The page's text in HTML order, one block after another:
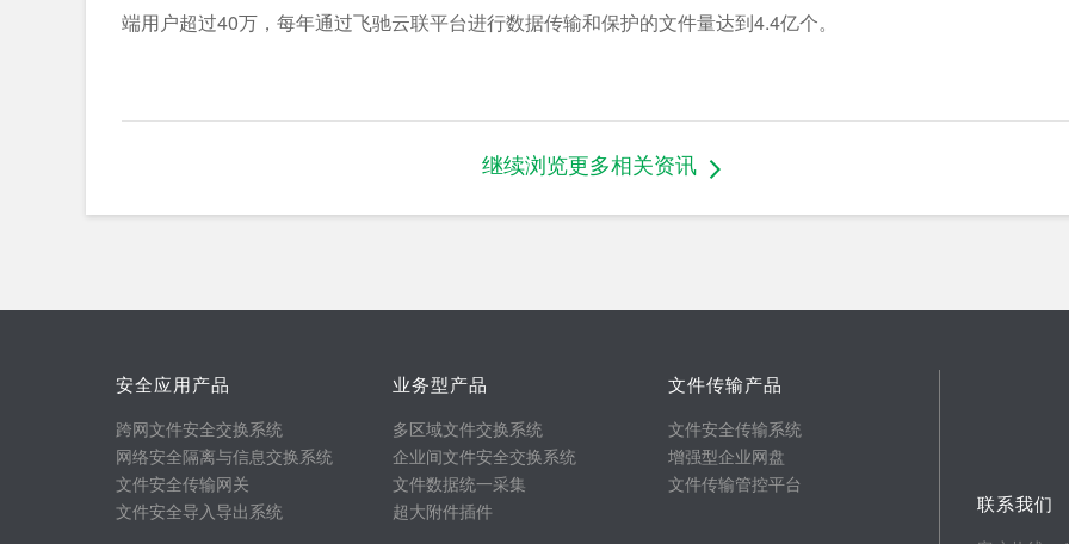
端用户超过40万，每年通过飞驰云联平台进行数据传输和保护的文件量达到4.4亿个。
继续浏览更多相关资讯
安全应用产品
跨网文件安全交换系统
网络安全隔离与信息交换系统
文件安全传输网关
文件安全导入导出系统
业务型产品
多区域文件交换系统
企业间文件安全交换系统
文件数据统一采集
超大附件插件
文件传输产品
文件安全传输系统
增强型企业网盘
文件传输管控平台
联系我们